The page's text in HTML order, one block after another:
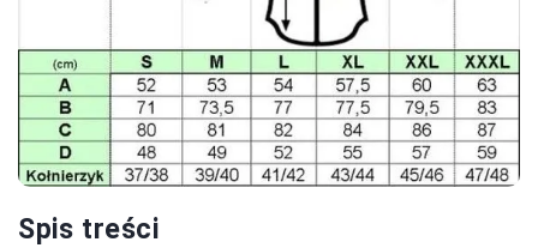
Spis treści